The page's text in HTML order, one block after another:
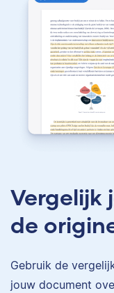
Vergelijk
de
Gebruik de
jouw document